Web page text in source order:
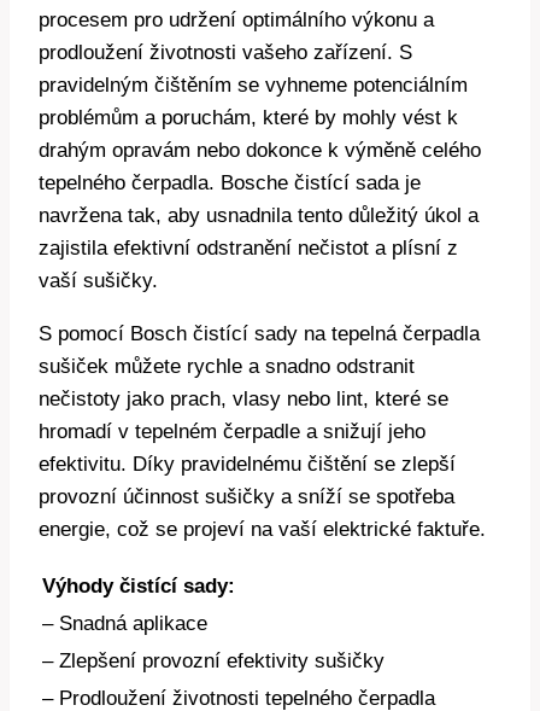
procesem pro udržení optimálního výkonu a
prodloužení ⁢životnosti ​vašeho zařízení. ⁢S
pravidelným‌ čištěním se vyhneme potenciálním
problémům‌ a poruchám, které​ by mohly ⁢vést⁣ k ​
drahým ‍opravám nebo dokonce ⁢k výměně⁣ celého
tepelného čerpadla. Bosche čistící sada je
navržena tak, aby ‍usnadnila⁤ tento důležitý úkol a
zajistila⁢ efektivní ‌odstranění nečistot a plísní z
vaší sušičky.
S pomocí Bosch ​čistící sady na tepelná ⁣čerpadla‌
sušiček můžete ‍rychle ‌a snadno⁤ odstranit
nečistoty jako​ prach, vlasy nebo lint, které se
hromadí v ⁤tepelném ​čerpadle a snižují ‌jeho
efektivitu. Díky ​pravidelnému čištění se zlepší
provozní účinnost sušičky a sníží se spotřeba
energie, což‌ se projeví na‍ vaší elektrické faktuře.
Výhody ⁤čistící sady:
– Snadná⁢ aplikace
– Zlepšení provozní efektivity ​sušičky
– Prodloužení⁤ životnosti tepelného ‍čerpadla